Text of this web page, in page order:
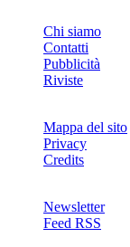
Chi siamo
Contatti
Pubblicità
Riviste
Mappa del sito
Privacy
Credits
Newsletter
Feed RSS